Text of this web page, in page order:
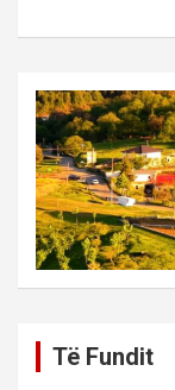
Të Fundit